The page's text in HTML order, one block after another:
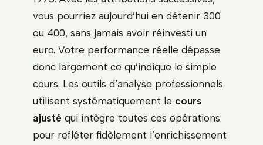
vous pourriez aujourd’hui en détenir 300
ou 400, sans jamais avoir réinvesti un
euro. Votre performance réelle dépasse
donc largement ce qu’indique le simple
cours. Les outils d’analyse professionnels
utilisent systématiquement le cours
ajusté qui intègre toutes ces opérations
pour refléter fidèlement l’enrichissement